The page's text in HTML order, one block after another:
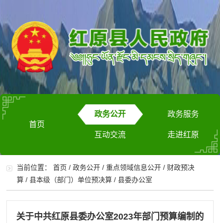
首页
政务公开 政务服务
互动交流 走进红原
当前位置：首页 /政务公开 /重点领域信息公开 / 财政预决
算 /县本级（部门）单位预决算 /县委办公室
关于中共红原县委办公室2023年部门预算编制的